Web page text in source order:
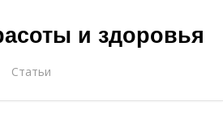
и здоровья
Статьи